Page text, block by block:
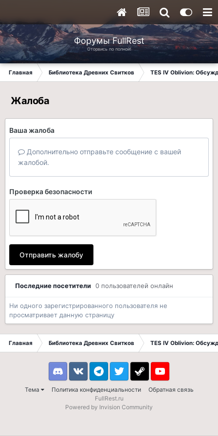
Форумы FullRest
Оторвись по полной!
Главная Библиотека Древних Свитков TES IV Oblivion:
Жалоба
Ваша жалоба
Дополнительно отправьте сообщение с вашей
жалобой.
Проверка безопасности
Отправить жалобу
Последние посетители 0 пользователей онлайн
Ни одного зарегистрированного пользователя не
просматривает данную страницу
Главная Библиотека Древних Свитков TES IV Oblivion:
Тема Политика конфиденциальности Обратная связь
DiscordVK TelegramTwitter Steam Youtube
FullRest.ru
Powered by Invision Community